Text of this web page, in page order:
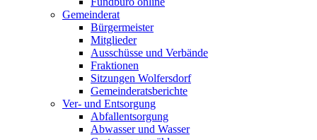
Gemeinderat
Bürgermeister
Mitglieder
Ausschüsse und Verbände
Fraktionen
Sitzungen Wolfersdorf
Gemeinderatsberichte
Ver- und Entsorgung
Abfallentsorgung
Abwasser und Wasser